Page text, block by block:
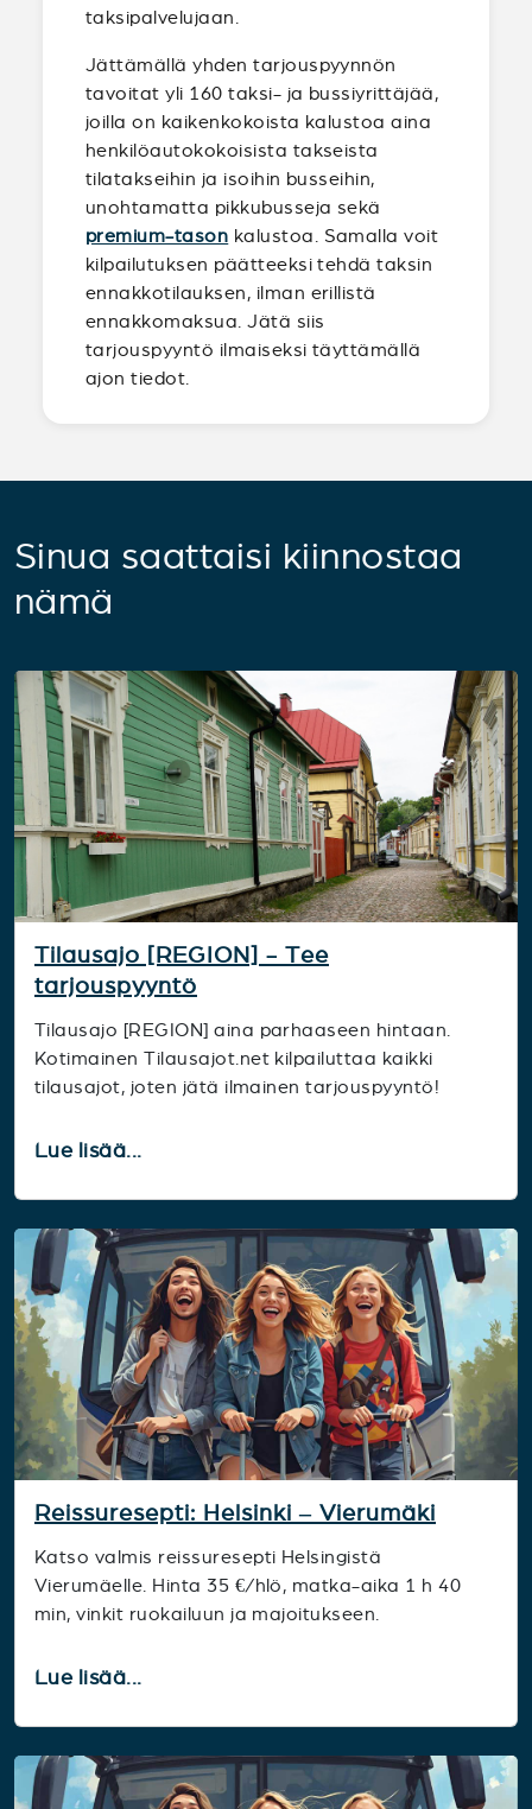
taksipalvelujaan.
Jättämällä yhden tarjouspyynnön
tavoitat yli 160 taksi- ja bussiyrittäjää,
joilla on kaikenkokoista kalustoa aina
henkilöautokokoisista takseista
tilatakseihin ja isoihin busseihin,
unohtamatta pikkubusseja sekä
premium-tason kalustoa. Samalla voit
kilpailutuksen päätteeksi tehdä taksin
ennakkotilauksen, ilman erillistä
ennakkomaksua. Jätä siis
tarjouspyyntö ilmaiseksi täyttämällä
ajon tiedot.
Sinua saattaisi kiinnostaa
nämä
Tilausajo [REGION] - Tee
tarjouspyyntö
Tilausajo [REGION] aina parhaaseen hintaan.
Kotimainen Tilausajot.net kilpailuttaa kaikki
tilausajot, joten jätä ilmainen tarjouspyyntö!
Lue lisää...
Reissuresepti: Helsinki – Vierumäki
Katso valmis reissuresepti Helsingistä
Vierumäelle. Hinta 35 €/hlö, matka-aika 1 h 40
min, vinkit ruokailuun ja majoitukseen.
Lue lisää...